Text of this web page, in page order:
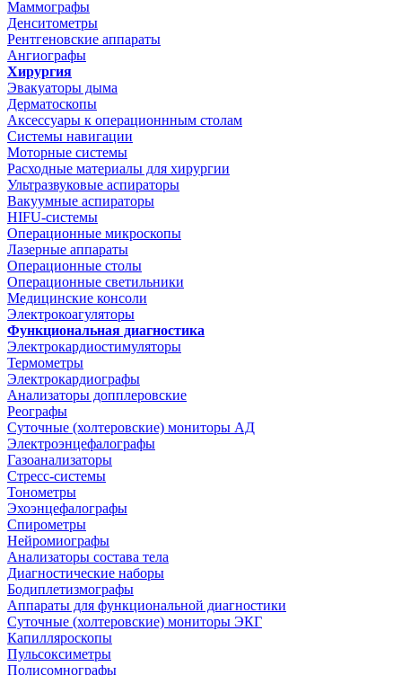
Маммографы
Денситометры
Рентгеновские аппараты
Ангиографы
Хирургия
Эвакуаторы дыма
Дерматоскопы
Аксессуары к операционнным столам
Системы навигации
Моторные системы
Расходные материалы для хирургии
Ультразвуковые аспираторы
Вакуумные аспираторы
HIFU-системы
Операционные микроскопы
Лазерные аппараты
Операционные столы
Операционные светильники
Медицинские консоли
Электрокоагуляторы
Функциональная диагностика
Электрокардиостимуляторы
Термометры
Электрокардиографы
Анализаторы допплеровские
Реографы
Суточные (холтеровские) мониторы АД
Электроэнцефалографы
Газоанализаторы
Стресс-системы
Тонометры
Эхоэнцефалографы
Спирометры
Нейромиографы
Анализаторы состава тела
Диагностические наборы
Бодиплетизмографы
Аппараты для функциональной диагностики
Суточные (холтеровские) мониторы ЭКГ
Капилляроскопы
Пульсоксиметры
Полисомнографы